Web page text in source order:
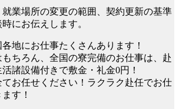
業場所の変更の範囲、契約更新の基準
にお伝えします。
地にお仕事たくさんあります！
ちろん、全国の寮完備のお仕事は、赴
諸設備付きで敷金・礼金0円！
お任せください！ラクラク赴任でお仕
す！